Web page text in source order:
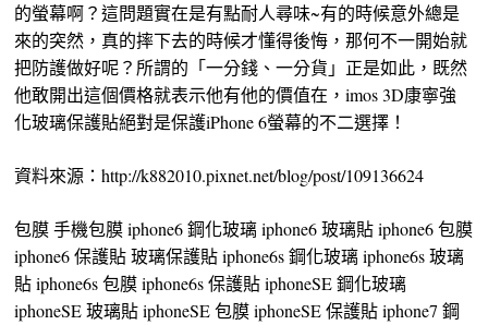
的螢幕啊？這問題實在是有點耐人尋味~有的時候意外總是
來的突然，真的摔下去的時候才懂得後悔，那何不一開始就
把防護做好呢？所謂的「一分錢、一分貨」正是如此，既然
他敢開出這個價格就表示他有他的價值在，imos 3D康寧強
化玻璃保護貼絕對是保護iPhone 6螢幕的不二選擇！
資料來源：http://k882010.pixnet.net/blog/post/109136624
包膜 手機包膜 iphone6 鋼化玻璃 iphone6 玻璃貼 iphone6 包膜
iphone6 保護貼 玻璃保護貼 iphone6s 鋼化玻璃 iphone6s 玻璃
貼 iphone6s 包膜 iphone6s 保護貼 iphoneSE 鋼化玻璃
iphoneSE 玻璃貼 iphoneSE 包膜 iphoneSE 保護貼 iphone7 鋼